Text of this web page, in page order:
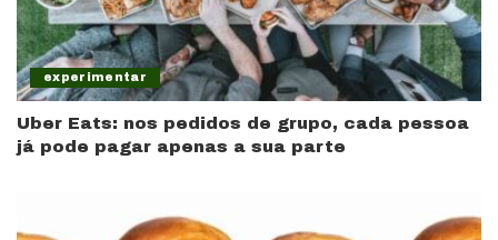
experimentar
Uber Eats: nos pedidos de grupo, cada pessoa
já pode pagar apenas a sua parte